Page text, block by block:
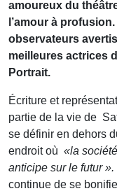
amoureux du
l’amour à
observateurs
meilleures actrices
Portrait.
Écriture et
partie de la vie de
se définir en dehors
endroit où «la
anticipe sur le futur ».
continue de se